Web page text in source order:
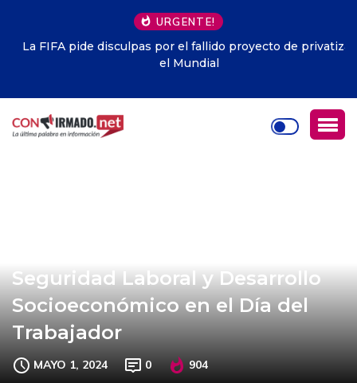
URGENTE!
La FIFA pide disculpas por el fallido proyecto de privatizar
el Mundial
Socioeconómico en el Día del
Trabajador
MAYO 1, 2024